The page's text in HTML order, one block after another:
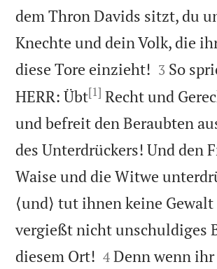
dem Thron Davids sitzt, du
Knechte und dein Volk, die
diese Tore einzieht! 

3 So
HERR: Übt[1] Recht und
und befreit den Beraubten
des Unterdrückers! Und den
Waise und die Witwe
⟨und⟩ tut ihnen keine
vergießt nicht unschuldiges
diesem Ort! 

4 Denn wenn